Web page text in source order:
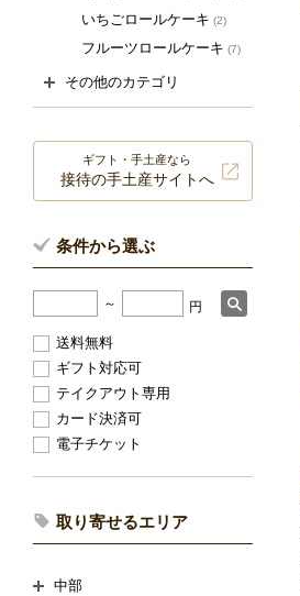
いちごロールケーキ (2)
フルーツロールケーキ (7)
その他のカテゴリ
ギフト・手土産なら
接待の手土産サイトへ
条件から選ぶ
～ 円
送料無料
ギフト対応可
テイクアウト専用
カード決済可
電子チケット
取り寄せるエリア
中部